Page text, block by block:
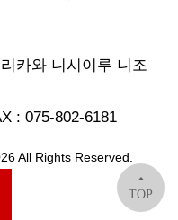
TOP
카와 니시이루 니조
:075-802-6181
All Rights Reserved.